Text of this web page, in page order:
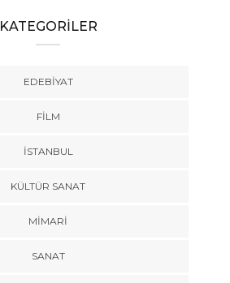
KATEGORİLER
EDEBIYAT
FILM
İSTANBUL
KÜLTÜR SANAT
MIMARI
SANAT